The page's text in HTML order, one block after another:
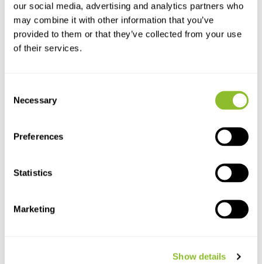
our social media, advertising and analytics partners who
may combine it with other information that you’ve
provided to them or that they’ve collected from your use
of their services.
Selection
Necessary
Preferences
Statistics
Marketing
Show details
Gebühren, jedoch exklusive Versand- und Servicegebühren.